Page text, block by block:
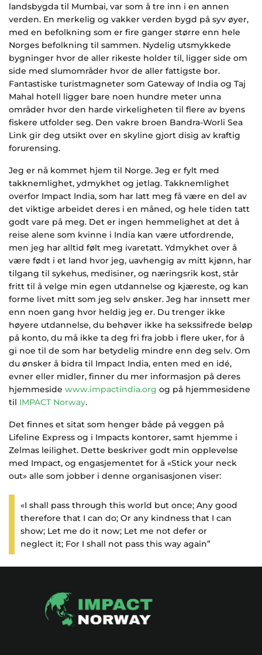
landsbygda til Mumbai, var som å tre inn i en annen
verden. En merkelig og vakker verden bygd på syv øyer,
med en befolkning som er fire ganger større enn hele
Norges befolkning til sammen. Nydelig utsmykkede
bygninger hvor de aller rikeste holder til, ligger side om
side med slumområder hvor de aller fattigste bor.
Fantastiske turistmagneter som Gateway of India og Taj
Mahal hotell ligger bare noen hundre meter unna
områder hvor den harde virkeligheten til flere av byens
fiskere utfolder seg. Den vakre broen Bandra-Worli Sea
Link gir deg utsikt over en skyline gjort disig av kraftig
forurensing.
Jeg er nå kommet hjem til Norge. Jeg er fylt med
takknemlighet, ydmykhet og jetlag. Takknemlighet
overfor Impact India, som har latt meg få være en del av
det viktige arbeidet deres i en måned, og hele tiden tatt
godt vare på meg. Det er ingen hemmelighet at det å
reise alene som kvinne i India kan være utfordrende,
men jeg har alltid følt meg ivaretatt. Ydmykhet over å
være født i et land hvor jeg, uavhengig av mitt kjønn, har
tilgang til sykehus, medisiner, og næringsrik kost, står
fritt til å velge min egen utdannelse og kjæreste, og kan
forme livet mitt som jeg selv ønsker. Jeg har innsett mer
enn noen gang hvor heldig jeg er. Du trenger ikke
høyere utdannelse, du behøver ikke ha sekssifrede beløp
på konto, du må ikke ta deg fri fra jobb i flere uker, for å
gi noe til de som har betydelig mindre enn deg selv. Om
du ønsker å bidra til Impact India, enten med en idé,
evner eller midler, finner du mer informasjon på deres
hjemmeside www.impactindia.org og på hjemmesidene
til IMPACT Norway.
Det finnes et sitat som henger både på veggen på
Lifeline Express og i Impacts kontorer, samt hjemme i
Zelmas leilighet. Dette beskriver godt min opplevelse
med Impact, og engasjementet for å «Stick your neck
out» alle som jobber i denne organisasjonen viser:
«I shall pass through this world but once; Any good
therefore that I can do; Or any kindness that I can
show; Let me do it now; Let me not defer or
neglect it; For I shall not pass this way again”